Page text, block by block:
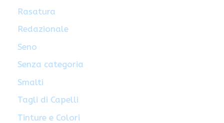
Rasatura
Redazionale
Seno
Senza categoria
Smalti
Tagli di Capelli
Tinture e Colori